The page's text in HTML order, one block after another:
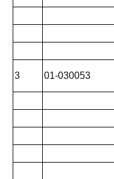
3 01-030053